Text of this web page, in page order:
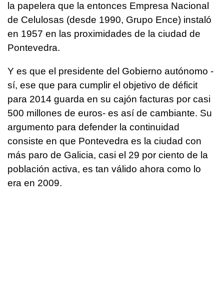
la papelera que la entonces Empresa Nacional
de Celulosas (desde 1990, Grupo Ence) instaló
en 1957 en las proximidades de la ciudad de
Pontevedra.
Y es que el presidente del Gobierno autónomo -
sí, ese que para cumplir el objetivo de déficit
para 2014 guarda en su cajón facturas por casi
500 millones de euros- es así de cambiante. Su
argumento para defender la continuidad
consiste en que Pontevedra es la ciudad con
más paro de Galicia, casi el 29 por ciento de la
población activa, es tan válido ahora como lo
era en 2009.